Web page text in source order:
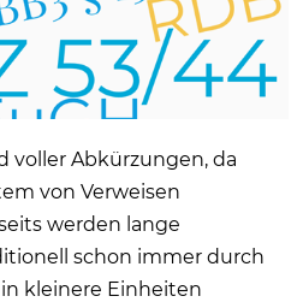
voller Abkürzungen, da
von Verweisen
werden lange
schon immer durch
kleinere Einheiten